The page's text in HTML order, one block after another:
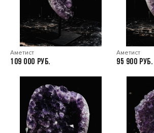
Аметист
109 000
Аметист
95 900